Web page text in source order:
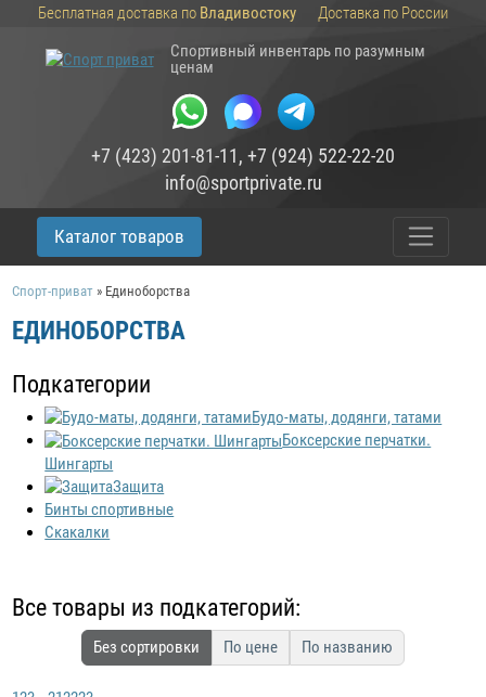
Бесплатная доставка по Владивостоку
Доставка по России
Спортивный инвентарь по разумным
ценам
+7 (423) 201-81-11, +7 (924) 522-22-20
info@sportprivate.ru
Каталог товаров
Спорт-приват » Единоборства
ЕДИНОБОРСТВА
Подкатегории
Будо-маты, додянги, татами
Боксерские перчатки.
Шингарты
Защита
Бинты спортивные
Скакалки
Все товары из подкатегорий:
Без сортировки По цене По названию